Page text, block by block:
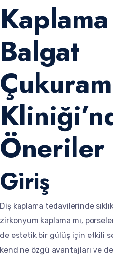
Balgat
Öneriler
Giriş
Diş kaplama tedavilerinde
zirkonyum kaplama mı,
de estetik bir gülüş için etkili
kendine özgü avantajları ve